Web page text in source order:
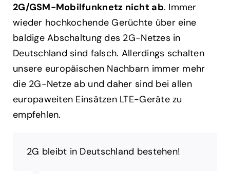
2G/GSM-Mobilfunknetz nicht ab. Immer
wieder hochkochende Gerüchte über eine
baldige Abschaltung des 2G-Netzes in
Deutschland sind falsch. Allerdings schalten
unsere europäischen Nachbarn immer mehr
die 2G-Netze ab und daher sind bei allen
europaweiten Einsätzen LTE-Geräte zu
empfehlen.
2G bleibt in Deutschland bestehen!